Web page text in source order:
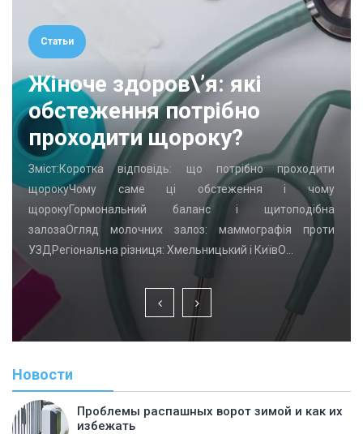
Статьи
Жіноче здоров\’я: які
обстеження потрібно
проходити щороку?
Зміст:Коротка відповідь: що потрібно проходити
щорокуЧому саме ці обстеження і чому
щорокуГормональний баланс і щитоподібна
залозаОгляд молочних залоз: маммографія проти
УЗДРегіональна різниця: Хмельницький і КиївО…
Новости
Проблемы распашных ворот зимой и как их
избежать